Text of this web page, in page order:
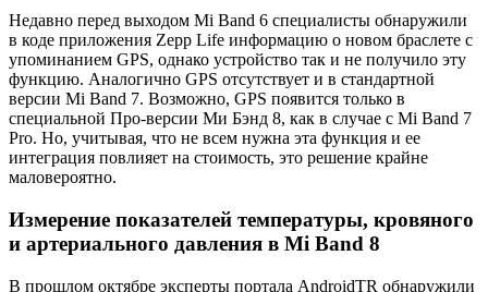
Недавно перед выходом Mi Band 6 специалисты обнаружили
в коде приложения Zepp Life информацию о новом браслете с
упоминанием GPS, однако устройство так и не получило эту
функцию. Аналогично GPS отсутствует и в стандартной
версии Mi Band 7. Возможно, GPS появится только в
специальной Про-версии Ми Бэнд 8, как в случае с Mi Band 7
Pro. Но, учитывая, что не всем нужна эта функция и ее
интеграция повлияет на стоимость, это решение крайне
маловероятно.
Измерение показателей температуры, кровяного
и артериального давления в Mi Band 8
В прошлом октябре эксперты портала AndroidTR обнаружили